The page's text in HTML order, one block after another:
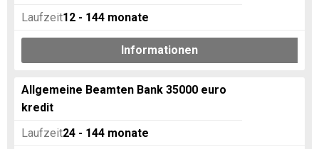
Laufzeit12 - 144 monate
Informationen
Allgemeine Beamten Bank‎ 35000 euro
kredit
Laufzeit24 - 144 monate